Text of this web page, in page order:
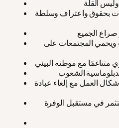
بحقوق واعتراف وسلطة
ويحمي المجتمعات على
العمل مع إلغاء عبادة
في مستقبل الوفرة